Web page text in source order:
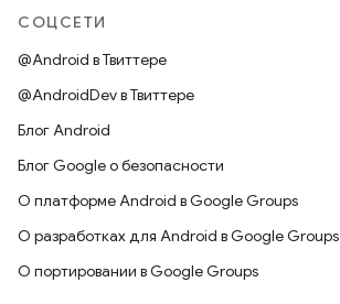
СОЦСЕТИ
@Android в Твиттере
@AndroidDev в Твиттере
Блог Android
Блог Google о безопасности
О платформе Android в Google Groups
О разработках для Android в Google Groups
О портировании в Google Groups